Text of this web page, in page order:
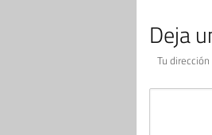
Deja
Tu